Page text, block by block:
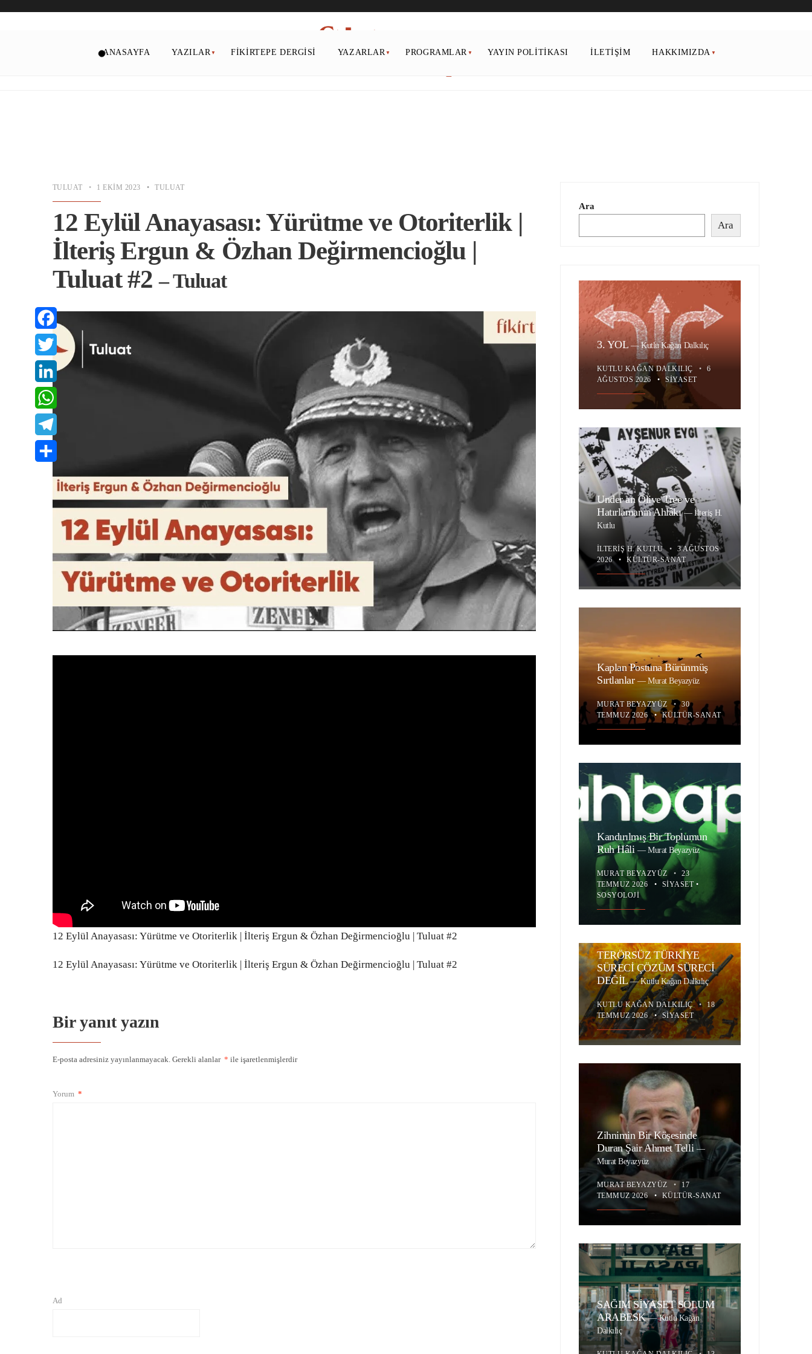
ANASAYFA YAZILAR FIKIRTEPE DERGISI YAZARLAR PROGRAMLAR YAYIN POLITIKASI İLETIŞIM HAKKIMIZDA
TULUAT • 1 EKIM 2023 • TULUAT
12 Eylül Anayasası: Yürütme ve Otoriterlik |
İlteriş Ergun & Özhan Değirmencioğlu |
Tuluat #2– Tuluat
12 Eylül Anayasası: Yürütme ve Otoriterlik | İlteriş Ergun & Özhan Değirmencioğlu | Tuluat #2
12 Eylül Anayasası: Yürütme ve Otoriterlik | İlteriş Ergun & Özhan Değirmencioğlu | Tuluat #2
Bir yanıt yazın
E-posta adresiniz yayınlanmayacak. Gerekli alanlar * ile işaretlenmişlerdir
Yorum *
Ad
Ara
Ara
3. YOL—Kutlu Kağan Dalkılıç
KUTLU KAĞAN DALKILIÇ •
6
AĞUSTOS 2026
• SIYASET
Under an Olive Tree ve
Hatırlamanın Ahlâkı—İlteriş H.
Kutlu
İLTERIŞ H. KUTLU •
3 AĞUSTOS
2026
• KÜLTÜR-SANAT
Kaplan Postuna Bürünmüş
Sırtlanlar—Murat Beyazyüz
MURAT BEYAZYÜZ •
30
TEMMUZ 2026 • KÜLTÜR-SANAT
Kandırılmış Bir Toplumun
Ruh Hâli —Murat Beyazyüz
MURAT BEYAZYÜZ •
23
TEMMUZ 2026
• SIYASET•
SOSYOLOJI
TERÖRSÜZ TÜRKİYE
SÜRECİ ÇÖZÜM SÜRECİ
DEĞİL—Kutlu Kağan Dalkılıç
KUTLU KAĞAN DALKILIÇ • 18
TEMMUZ 2026 • SIYASET
Zihnimin Bir Köşesinde
Duran Şair Ahmet Telli —
Murat Beyazyüz
MURAT BEYAZYÜZ •
17
TEMMUZ 2026 • KÜLTÜR-SANAT
SAĞIM SİYASET SOLUM
ARABESK—Kutlu Kağan
Dalkılıç
Facebook
Twitter
LinkedIn
WhatsApp
Telegram